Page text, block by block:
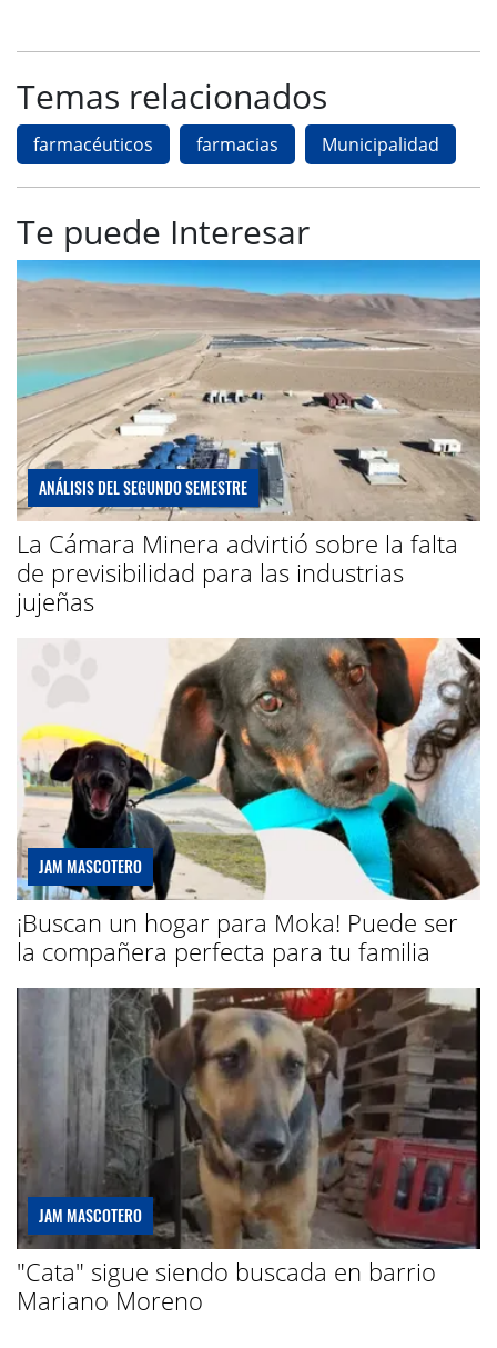
Temas relacionados
farmacéuticos farmacias Municipalidad
Te puede Interesar
ANÁLISIS DEL SEGUNDO SEMESTRE
La Cámara Minera advirtió sobre la falta
de previsibilidad para las industrias
jujeñas
JAM MASCOTERO
¡Buscan un hogar para Moka! Puede ser
la compañera perfecta para tu familia
JAM MASCOTERO
"Cata" sigue siendo buscada en barrio
Mariano Moreno